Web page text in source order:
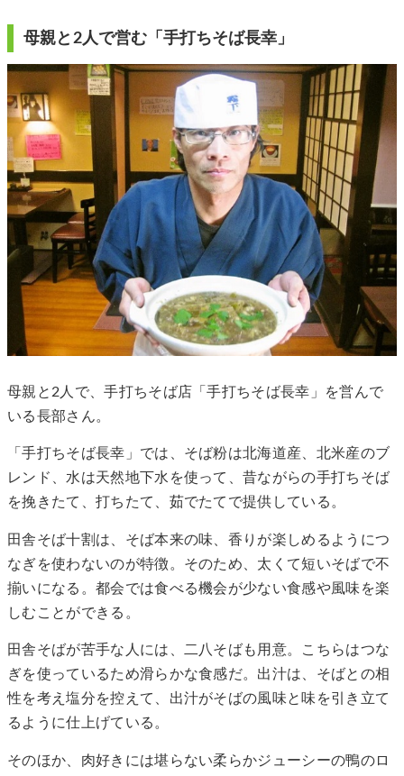
母親と2人で営む「手打ちそば長幸」
母親と2人で、手打ちそば店「手打ちそば長幸」を営んで
いる長部さん。
「手打ちそば長幸」では、そば粉は北海道産、北米産のブ
レンド、水は天然地下水を使って、昔ながらの手打ちそば
を挽きたて、打ちたて、茹でたてで提供している。
田舎そば十割は、そば本来の味、香りが楽しめるようにつ
なぎを使わないのが特徴。そのため、太くて短いそばで不
揃いになる。都会では食べる機会が少ない食感や風味を楽
しむことができる。
田舎そばが苦手な人には、二八そばも用意。こちらはつな
ぎを使っているため滑らかな食感だ。出汁は、そばとの相
性を考え塩分を控えて、出汁がそばの風味と味を引き立て
るように仕上げている。
そのほか、肉好きには堪らない柔らかジューシーの鴨のロ